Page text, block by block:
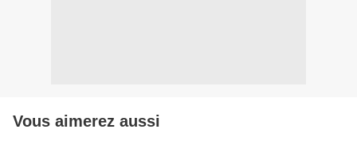
Vous aimerez aussi